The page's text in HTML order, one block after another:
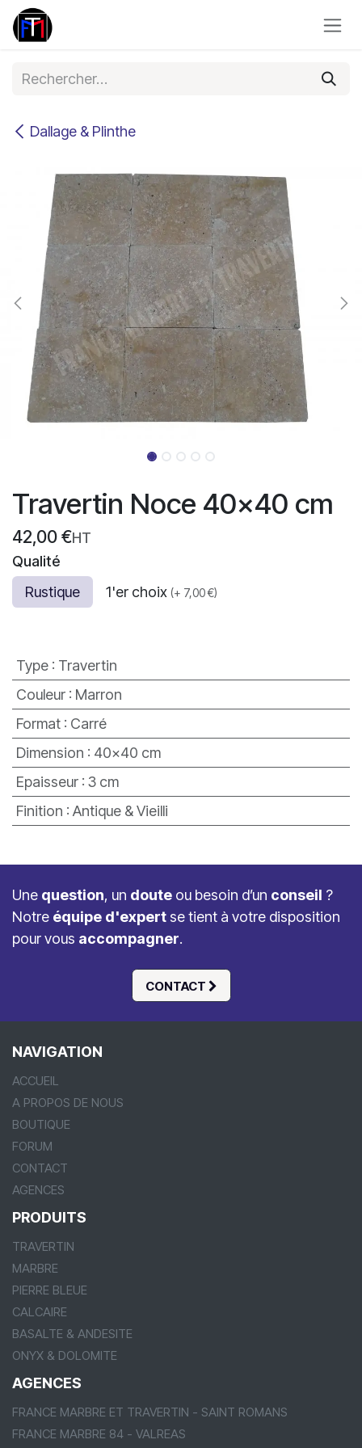
Se rendre au contenu
Dallage & Plinthe
Travertin Noce 40x40 cm
42,00 €HT
Qualité
Rustique
1'er choix (+ 7,00€)
Type: Travertin
Couleur: Marron
Format: Carré
Dimension : 40x40 cm
Epaisseur: 3 cm
Finition : Antique & Vieilli
CONTACT
Une question, un doute ou besoin d’un conseil ?
Notre équipe d'expert se tient à votre disposition
pour vous accompagner.
NAVIGATION
ACCUEIL
A PROPOS DE NOUS
BOUTIQUE
FORUM
CONTACT
AGENCES
PRODUITS
TRAVERTIN
MARBRE
PIERRE BLEUE
CALCAIRE
BASALTE & ANDESITE
ONYX & DOLOMITE
AGENCES
FRANCE MARBRE ET TRAVERTIN - SAINT ROMANS
FRANCE MARBRE 84 - VALREAS